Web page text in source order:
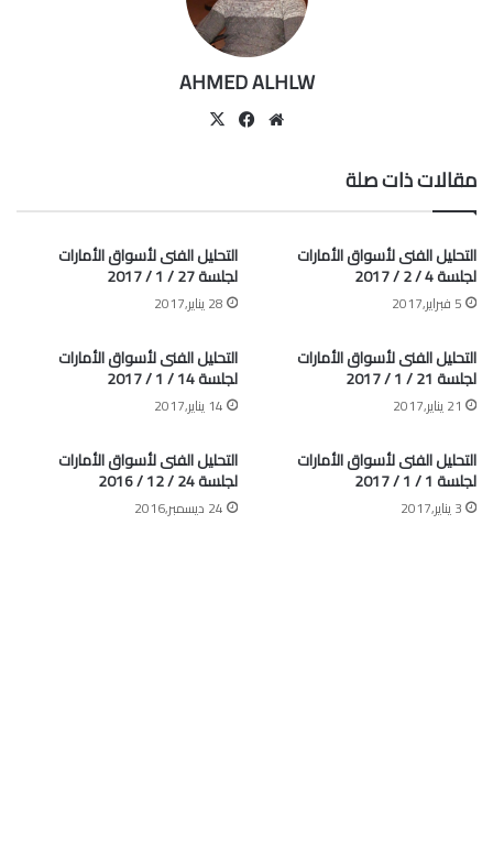
AHMED ALHLW
موقعفيسبوك
مقالات ذات صلة
التحليل الفنى لأسواق الأمارات
لجلسة 4 / 2 / 2017
5 فبراير,2017
التحليل الفنى لأسواق الأمارات
لجلسة 27 / 1 / 2017
28 يناير,2017
التحليل الفنى لأسواق الأمارات
لجلسة 21 / 1 / 2017
21 يناير,2017
التحليل الفنى لأسواق الأمارات
لجلسة 14 / 1 / 2017
14 يناير,2017
التحليل الفنى لأسواق الأمارات
لجلسة 1 / 1 / 2017
3 يناير,2017
التحليل الفنى لأسواق الأمارات
لجلسة 24 / 12 / 2016
24 ديسمبر,2016